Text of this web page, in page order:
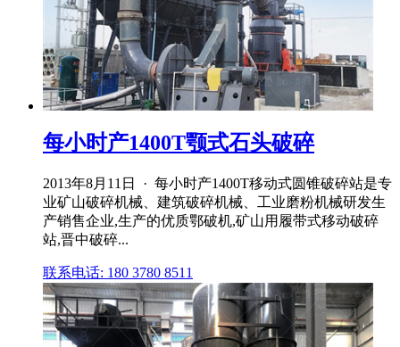
每小时产1400T颚式石头破碎
2013年8月11日 · 每小时产1400T移动式圆锥破碎站是专
业矿山破碎机械、建筑破碎机械、工业磨粉机械研发生
产销售企业,生产的优质鄂破机,矿山用履带式移动破碎
站,晋中破碎...
联系电话: 180 3780 8511